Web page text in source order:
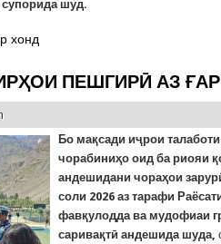
шуд.
ДАРЁФТИ ҶАСАДИ ҲАМСАРИ
хонд
ПЕШГИРӢ АЗ
Бо мақсади иҷрои
чорабиниҳо оид ба риояи
андешидани чораҳои
соли 2026 аз тарафи
фавқулодда ва мудофиаи
саривақтӣ андешида шуда,